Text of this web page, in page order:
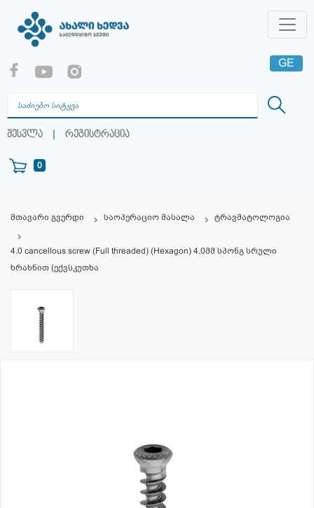
შესვლა | რეგისტრაცია
0
GE
RU
მთავარი გვერდი საოპერაციო მასალა ტრავმატოლოგია
4.0 cancellous screw (Full threaded) (Hexagon) 4.0მმ სპონგ სრული
ხრახნით (ექვსკუთხა